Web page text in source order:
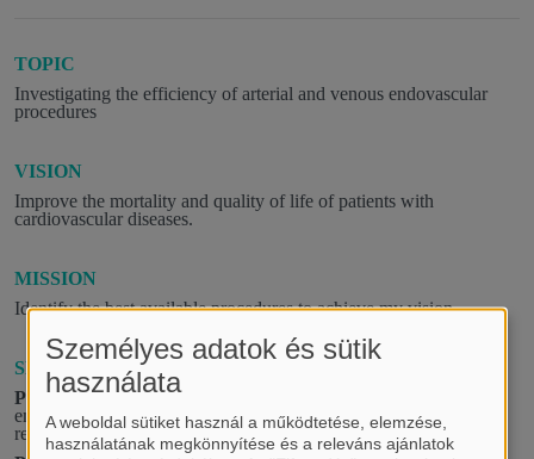
TOPIC
Investigating the efficiency of arterial and venous endovascular
procedures
VISION
Improve the mortality and quality of life of patients with
cardiovascular diseases.
MISSION
Identify the best available procedures to achieve my vision.
SPECIFIC GOALS
PROJECT 1:Investigating the effectiveness and safety of
embolic agents in bronchial artery embolisation: a systematic
review and meta-analysis.
Személyes adatok és sütik
használata
A weboldal sütiket használ a működtetése, elemzése,
használatának megkönnyítése és a releváns ajánlatok